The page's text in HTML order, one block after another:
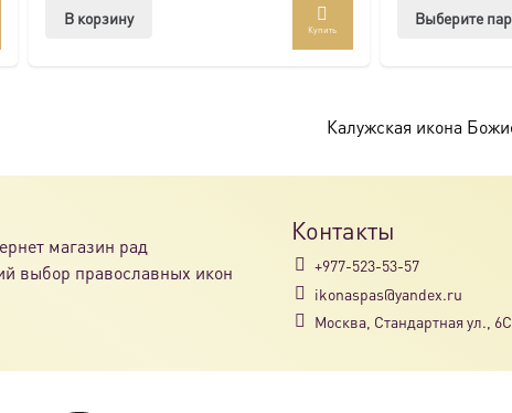
В корзину
Купить
Выберите
Калужская икона
магазин рад
выбор православных икон
Контакты
+977-523-53-57
ikonaspas@yandex.ru
Москва, Стандартная ул.,